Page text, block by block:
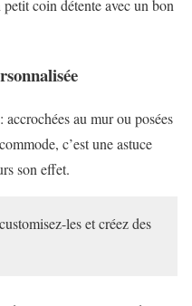
coin détente avec un bon
au mur ou posées
c’est une astuce
son effet.
les et créez des